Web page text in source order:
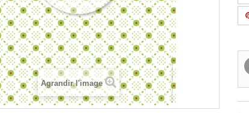
Agrandir l'image